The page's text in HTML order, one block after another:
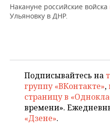
ФИГУРНОЕ КАТАНИЕ
ХОККЕЙ С МЯЧОМ
МЕДИЦИНА
ПРОИСШЕСТВИЯ
Накануне российские войска
Ульяновку в ДНР.
Подписывайтесь на
группу «ВКонтакте»,
страницу в
времени».
«Дзене».